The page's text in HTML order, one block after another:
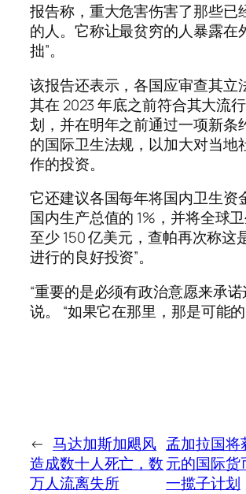
报告称，重大危害伤害了那些已
的人。它称让最贫穷的人暴露在
拙”。
该报告还表示，各国应审查其立
其在 2023 年底之前符合其大流
划，并在明年之前通过一项新条
的国际卫生法规，以加大对当地
作的投资。
它还建议各国每年将国内卫生资
国内生产总值的 1%，并将全球
至少 150 亿美元，查帕再次称这
进行的良好投资”。
“重要的是必须有政治意愿来承
说。 “如果它在那里，那是可能的
← 马达加斯加飓风
造成数十人死亡，数
万人流离失所
孟加拉国将
元的国际货
一揽子计划